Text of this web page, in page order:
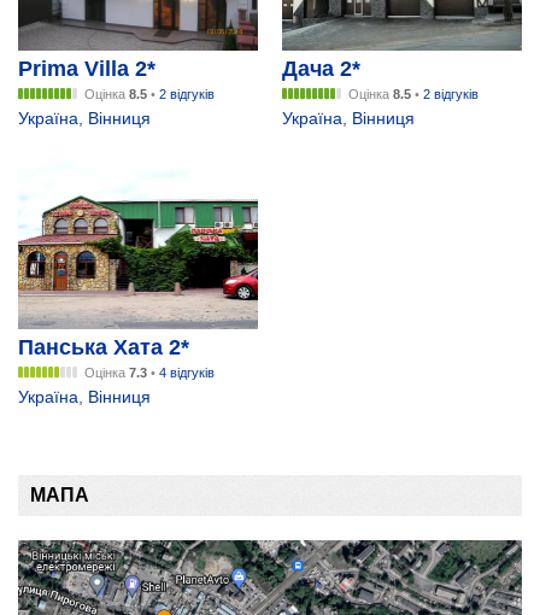
Prima Villa 2*
Оцінка 8.5 • 2 відгуків
Україна, Вінниця
Дача 2*
Оцінка 8.5 • 2 відгуків
Україна, Вінниця
Панська Хата 2*
Оцінка 7.3 • 4 відгуків
Україна Вінниця
МАПА